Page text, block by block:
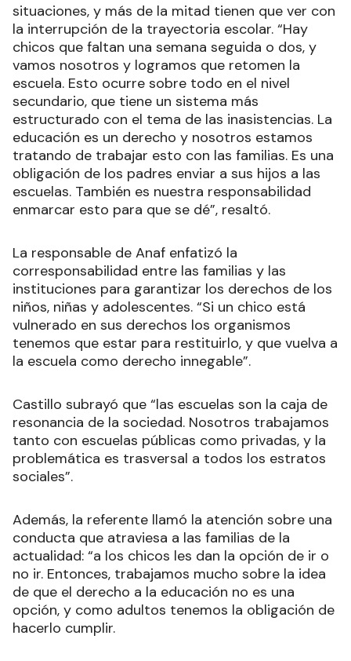
situaciones, y más de la mitad tienen que ver con
la interrupción de la trayectoria escolar. “Hay
chicos que faltan una semana seguida o dos, y
vamos nosotros y logramos que retomen la
escuela. Esto ocurre sobre todo en el nivel
secundario, que tiene un sistema más
estructurado con el tema de las inasistencias. La
educación es un derecho y nosotros estamos
tratando de trabajar esto con las familias. Es una
obligación de los padres enviar a sus hijos a las
escuelas. También es nuestra responsabilidad
enmarcar esto para que se dé”, resaltó.
La responsable de Anaf enfatizó la
corresponsabilidad entre las familias y las
instituciones para garantizar los derechos de los
niños, niñas y adolescentes. “Si un chico está
vulnerado en sus derechos los organismos
tenemos que estar para restituirlo, y que vuelva a
la escuela como derecho innegable”.
Castillo subrayó que “las escuelas son la caja de
resonancia de la sociedad. Nosotros trabajamos
tanto con escuelas públicas como privadas, y la
problemática es trasversal a todos los estratos
sociales”.
Además, la referente llamó la atención sobre una
conducta que atraviesa a las familias de la
actualidad: “a los chicos les dan la opción de ir o
no ir. Entonces, trabajamos mucho sobre la idea
de que el derecho a la educación no es una
opción, y como adultos tenemos la obligación de
hacerlo cumplir.